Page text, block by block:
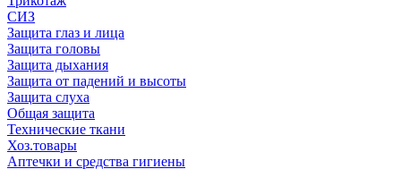
СИЗ
Защита глаз и лица
Защита головы
Защита дыхания
Защита от падений и высоты
Защита слуха
Общая защита
Технические ткани
Хоз.товары
Аптечки и средства гигиены